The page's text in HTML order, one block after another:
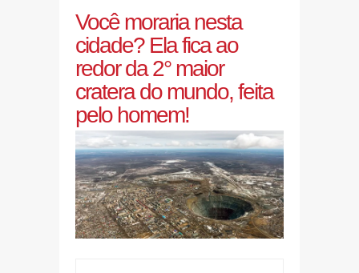
Você moraria nesta
cidade? Ela fica ao
redor da 2° maior
cratera do mundo, feita
pelo homem!